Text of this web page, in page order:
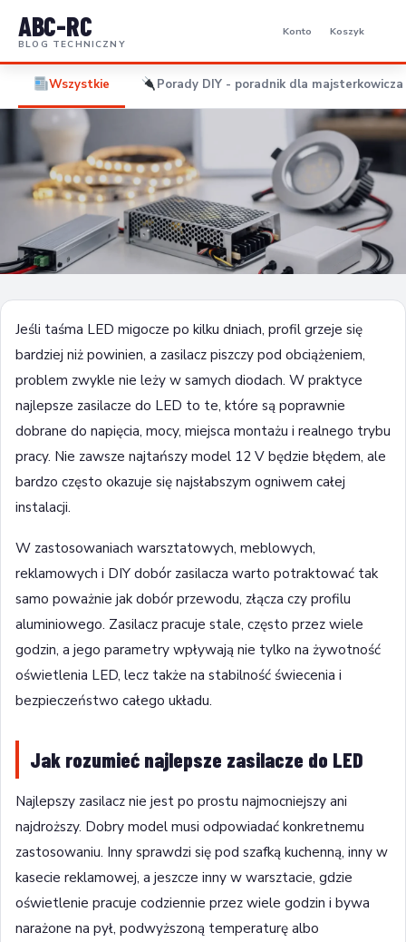
ABC-RC
BLOG TECHNICZNY
Konto Koszyk
Wszystkie Porady DIY - poradnik dla
ELEKTORNIKA
Najlepsze zasilacze do LED – jak wybrać
28 czerwca 2026 8 min czytania
Jeśli taśma LED migocze po kilku dniach, profil grzeje się
bardziej niż powinien, a zasilacz piszczy pod obciążeniem,
problem zwykle nie leży w samych diodach. W praktyce
najlepsze zasilacze do LED to te, które są poprawnie
dobrane do napięcia, mocy, miejsca montażu i realnego trybu
pracy. Nie zawsze najtańszy model 12 V będzie błędem, ale
bardzo często okazuje się najsłabszym ogniwem całej
instalacji.
W zastosowaniach warsztatowych, meblowych,
reklamowych i DIY dobór zasilacza warto potraktować tak
samo poważnie jak dobór przewodu, złącza czy profilu
aluminiowego. Zasilacz pracuje stale, często przez wiele
godzin, a jego parametry wpływają nie tylko na żywotność
oświetlenia LED, lecz także na stabilność świecenia i
bezpieczeństwo całego układu.
Jak rozumieć najlepsze zasilacze do LED
Najlepszy zasilacz nie jest po prostu najmocniejszy ani
najdroższy. Dobry model musi odpowiadać konkretnemu
zastosowaniu. Inny sprawdzi się pod szafką kuchenną, inny w
kasecie reklamowej, a jeszcze inny w warsztacie, gdzie
oświetlenie pracuje codziennie przez wiele godzin i bywa
narażone na pył, podwyższoną temperaturę albo